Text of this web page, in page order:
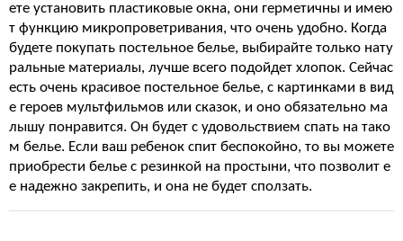
ете установить пластиковые окна, они герметичны и имею
т функцию микропроветривания, что очень удобно. Когда
будете покупать постельное белье, выбирайте только нату
ральные материалы, лучше всего подойдет хлопок. Сейчас
есть очень красивое постельное белье, с картинками в вид
е героев мультфильмов или сказок, и оно обязательно ма
лышу понравится. Он будет с удовольствием спать на тако
м белье. Если ваш ребенок спит беспокойно, то вы можете
приобрести белье с резинкой на простыни, что позволит е
е надежно закрепить, и она не будет сползать.